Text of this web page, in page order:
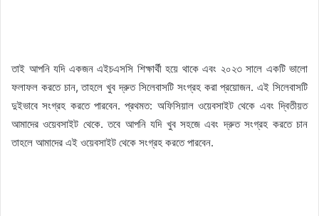
তাই আপনি যদি একজন এইচএসসি শিক্ষার্থী হয়ে থাকে এবং ২০২৩ সালে একটি ভালো
ফলাফল করতে চান, তাহলে খুব দ্রুত সিলেবাসটি সংগ্রহ করা প্রয়োজন. এই সিলেবাসটি
দুইভাবে সংগ্রহ করতে পারবেন. প্রথমত: অফিসিয়াল ওয়েবসাইট থেকে এবং দ্বিতীয়ত
আমাদের ওয়েবসাইট থেকে. তবে আপনি যদি খুব সহজে এবং দ্রুত সংগ্রহ করতে চান
তাহলে আমাদের এই ওয়েবসাইট থেকে সংগ্রহ করতে পারবেন.